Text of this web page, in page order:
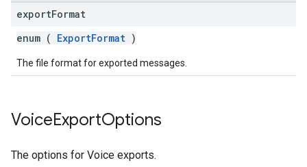
exportFormat
enum ( ExportFormat )
The file format for exported messages.
VoiceExportOptions
The options for Voice exports.